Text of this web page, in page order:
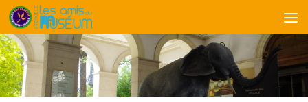
Skip to content